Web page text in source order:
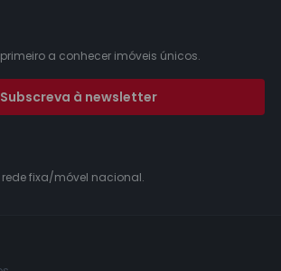
a conhecer imóveis únicos.
Subscreva à newsletter
fixa/móvel nacional.